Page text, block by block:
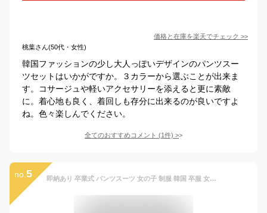
価格と在庫を楽天でチェック >>
桃葉さん(50代・女性)
韓国ファッションの少し大人っぽいデザインのパンツスー
ツセットはいかがですか。３カラーから選ぶことが出来ま
す。コサージュや軽いアクセサリーを添えると更に素敵
に。着心地も良く、着回しも存分に出来るのが良いですよ
ね。色々楽しんでください。
全てのおすすめコメント (1件) >
no. 5 即納あり 卒業式 パンツスーツ 女の子 制服 韓国 卒服 女の子 ベスト フォーマルスーツ 女の子 ベージュ ピアノ発表会 ベスト 子供服 発表会 セットアップ ジュニア フォーマル 入学式 小学生 学園祭 結婚式 七五三 キッズ 子供スーツ 上下セット 160 大きいサイズ